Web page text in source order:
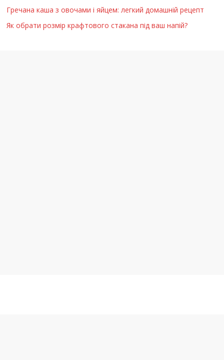
Гречана каша з овочами і яйцем: легкий домашній рецепт
Як обрати розмір крафтового стакана під ваш напій?